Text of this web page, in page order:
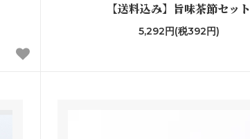
【送料込み】旨味茶節セット
5,292円(税392円)